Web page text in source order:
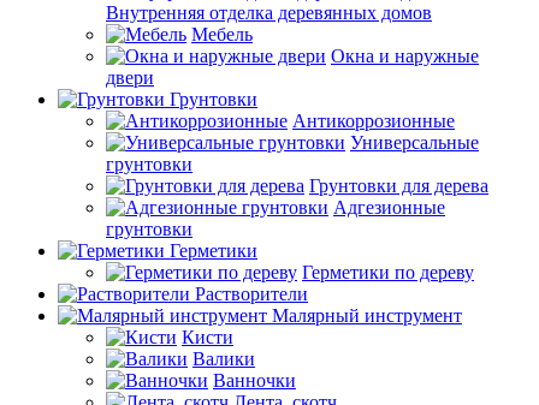
Внутренняя отделка деревянных домов
Мебель
Окна и наружные
двери
Грунтовки
Антикоррозионные
Универсальные
грунтовки
Грунтовки для дерева
Адгезионные
грунтовки
Герметики
Герметики по дереву
Растворители
Малярный инструмент
Кисти
Валики
Ванночки